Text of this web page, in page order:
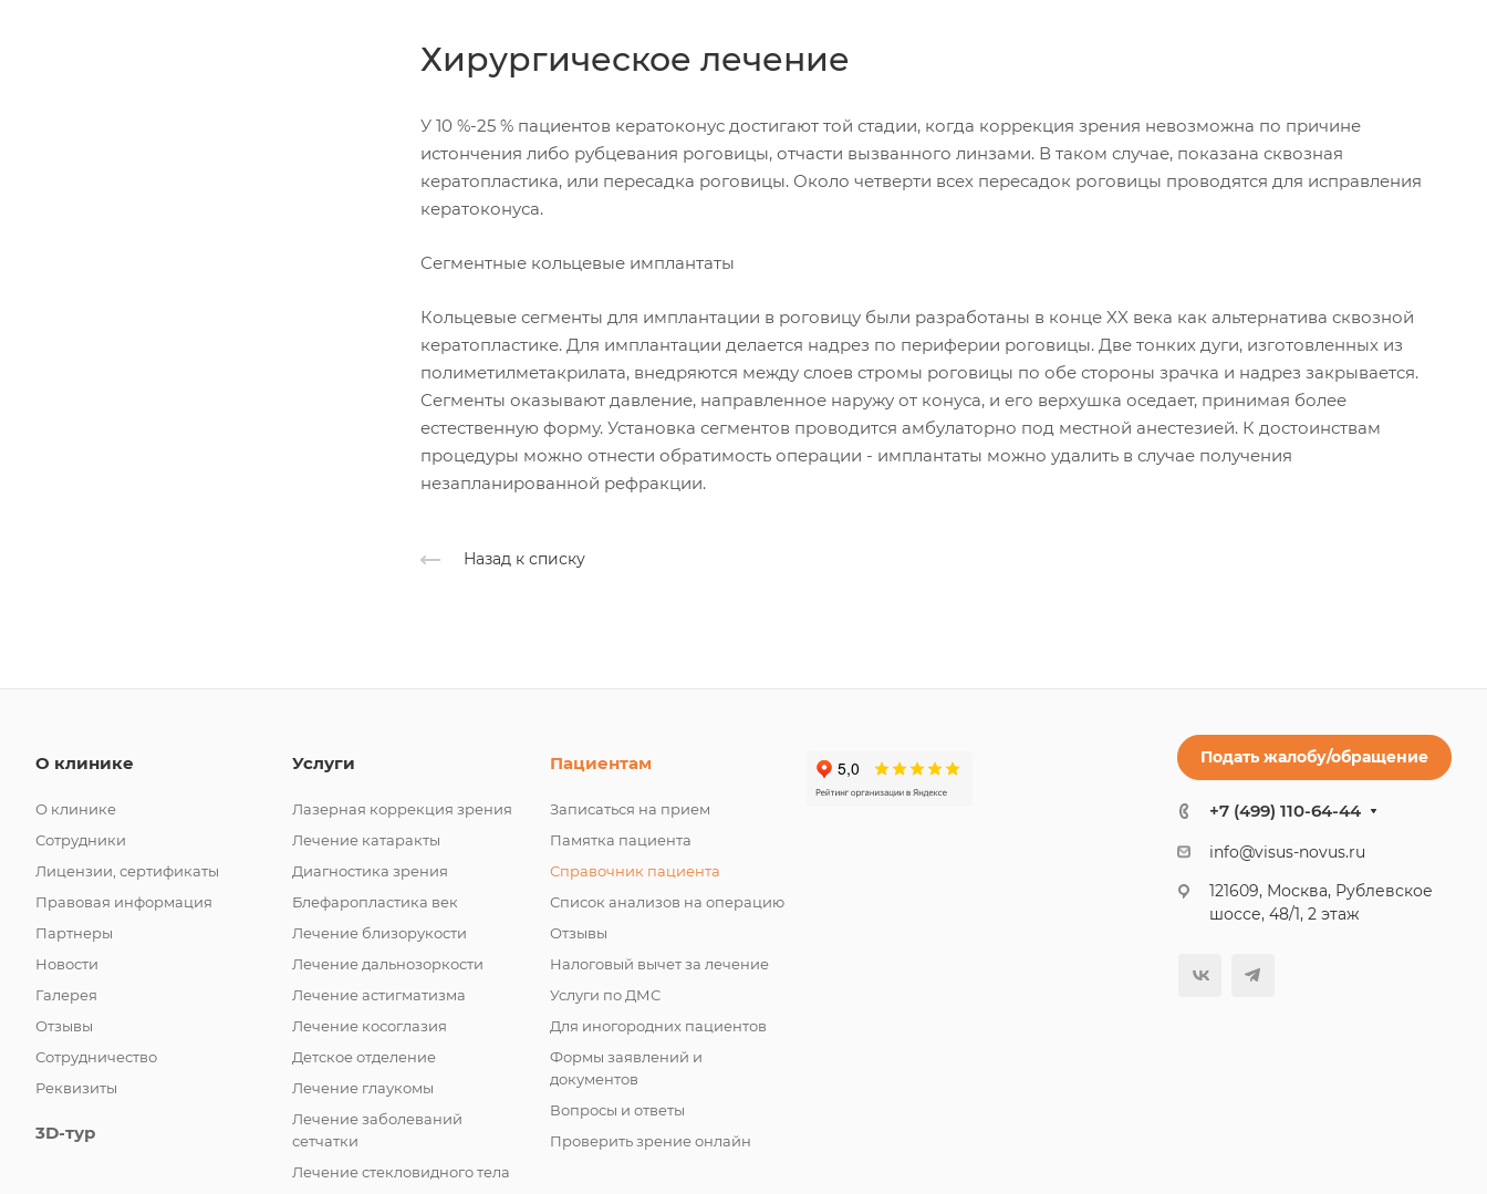
Хирургическое лечение
У 10 %-25 % пациентов кератоконус достигают той стадии, когда коррекция зрения невозможна по причине
истончения либо рубцевания роговицы, отчасти вызванного линзами. В таком случае, показана сквозная
кератопластика, или пересадка роговицы. Около четверти всех пересадок роговицы проводятся для исправления
кератоконуса.
Сегментные кольцевые имплантаты
Кольцевые сегменты для имплантации в роговицу были разработаны в конце XX века как альтернатива сквозной
кератопластике. Для имплантации делается надрез по периферии роговицы. Две тонких дуги, изготовленных из
полиметилметакрилата, внедряются между слоев стромы роговицы по обе стороны зрачка и надрез закрывается.
Сегменты оказывают давление, направленное наружу от конуса, и его верхушка оседает, принимая более
естественную форму. Установка сегментов проводится амбулаторно под местной анестезией. К достоинствам
процедуры можно отнести обратимость операции - имплантаты можно удалить в случае получения
незапланированной рефракции.
Назад к списку
О клинике
О клинике
Сотрудники
Лицензии, сертификаты
Правовая информация
Партнеры
Новости
Галерея
Отзывы
Сотрудничество
Реквизиты
3D-тур
Услуги
Лазерная коррекция зрения
Лечение катаракты
Диагностика зрения
Блефаропластика век
Лечение близорукости
Лечение дальнозоркости
Лечение астигматизма
Лечение косоглазия
Детское отделение
Лечение глаукомы
Лечение заболеваний
сетчатки
Лечение стекловидного тела
Пациентам
Записаться на прием
Памятка пациента
Справочник пациента
Список анализов на операцию
Отзывы
Налоговый вычет за лечение
Услуги по ДМС
Для иногородних пациентов
Формы заявлений и
документов
Вопросы и ответы
Проверить зрение онлайн
Подать жалобу/обращение
+7 (499) 110-64-44
info@visus-novus.ru
121609, Москва, Рублевское
шоссе, 48/1, 2 этаж